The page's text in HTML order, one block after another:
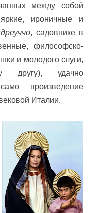
между собой
ироничные и
, садовнике в
философско-
и молодого слуги,
другу), удачно
произведение
Италии.